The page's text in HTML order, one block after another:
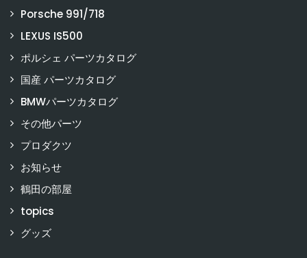
Porsche 991/718
LEXUS IS500
ポルシェ パーツカタログ
国産 パーツカタログ
BMWパーツカタログ
その他パーツ
プロダクツ
お知らせ
鶴田の部屋
topics
グッズ